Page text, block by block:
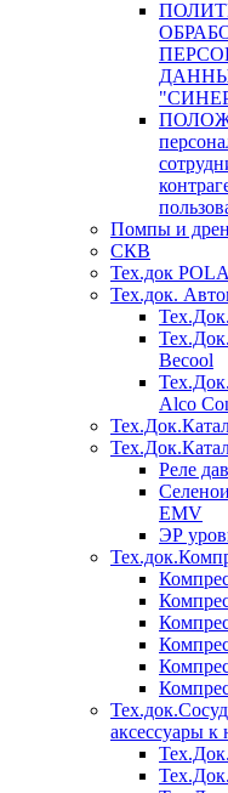
Помпы и
СКВ
Тех.док
Тех.док.
Becool
Alco
Реле
EMV
ЭР
аксессуары к